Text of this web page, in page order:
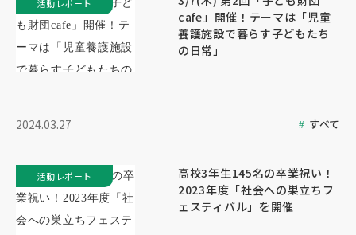
cafe」開催！テーマは「児童
養護施設で暮らす子どもたち
の日常」
2024.03.27 すべて
活動レポート
高校3年生145名の卒業祝い！
2023年度「社会への巣立ちフ
ェスティバル」を開催
活動レポート